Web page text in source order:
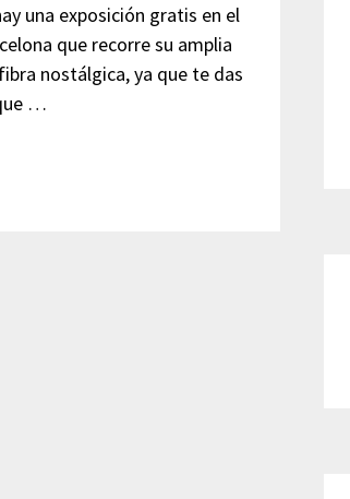
una exposición gratis en el
que recorre su amplia
nostálgica, ya que te das
…